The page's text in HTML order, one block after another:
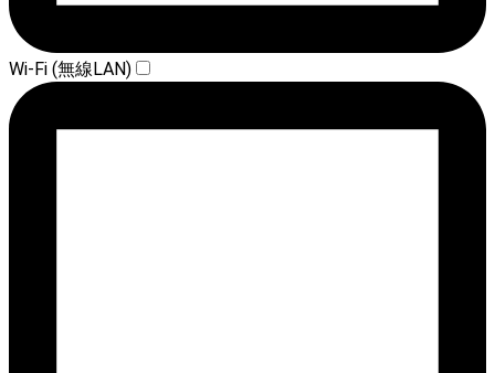
Wi-Fi (無線LAN)